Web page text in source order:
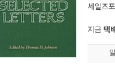
세일즈
지금 택